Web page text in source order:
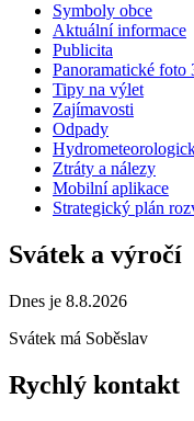
Symboly obce
Aktuální informace
Publicita
Panoramatické foto
Tipy na výlet
Zajímavosti
Odpady
Ztráty a nálezy
Mobilní aplikace
Strategický plán
Svátek a výročí
Dnes je 8.8.2026
Svátek má Soběslav
Rychlý kontakt